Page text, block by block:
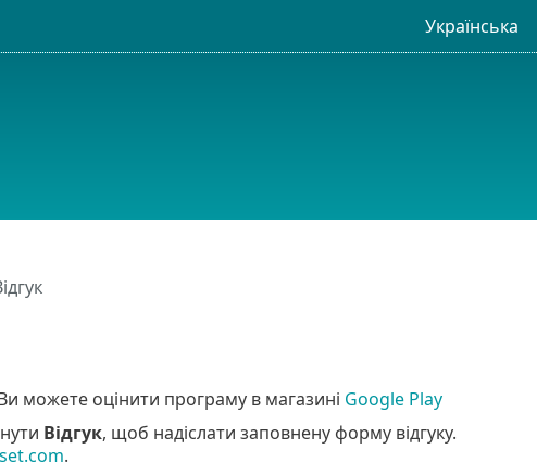
Українська
можете оцінити програму в магазині Google Play
Відгук, щоб надіслати заповнену форму відгуку.
.